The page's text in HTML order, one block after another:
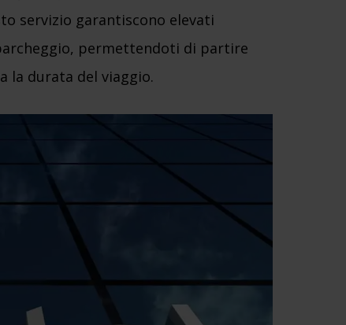
servizio garantiscono elevati
permettendoti di partire
la durata del viaggio.